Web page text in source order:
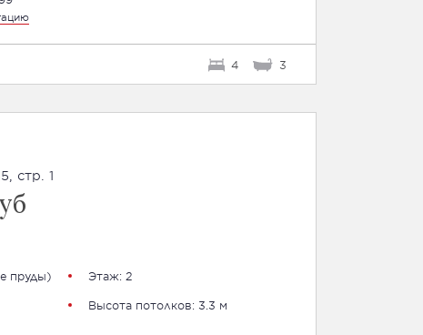
4 3
стр. 1
пруды)
Этаж: 2
Высота потолков: 3.3 м